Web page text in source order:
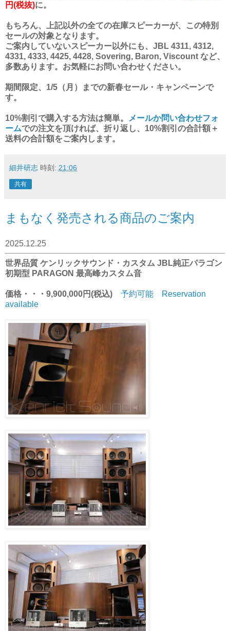
円(税抜)に。
もちろん、上記以外の全ての在庫スピーカーが、この特別
セールの対象となります。
ご案内していないスピーカー以外にも、JBL 4311, 4312,
4331, 4333, 4425, 4428, Sovering, Baron, Viscount など、
多数あります。お気軽にお問い合わせください。
期間限定、1/5（月）までの新春セール・キャンペーンで
す。
10%割引で購入する方法は簡単。
メールか問い合わせフォ
ームでの注文を頂ければ、折り返し、10%割引の合計額＋
送料の合計額をご案内します。
細井研志 時刻: 21:06
共有
まもなく発売される商品のご案内
2025.12.25
世界品質 ケンリックサウンド・カスタム JBL純正パラゴン
初期型 PARAGON 最高峰カスタム音
価格・・・9,900,000円(税込)
予約可能 Reservation
available